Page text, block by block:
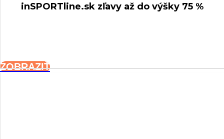
inSPORTline.skzľavy až do výšky 75 %
ZOBRAZIŤ